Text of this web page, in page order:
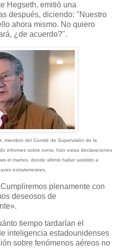
Hegseth, emitió una
después, diciendo: "Nuestro
ahora mismo. No quiero
¿de acuerdo?".
miembro del Comité de Supervisión de la
informes sobre ovnis, hizo estas declaraciones
el martes, donde afirmó haber asistido a
extraterrestres.
plenamente con
deseosos de
tiempo tardarían el
inteligencia estadounidenses
sobre fenómenos aéreos no